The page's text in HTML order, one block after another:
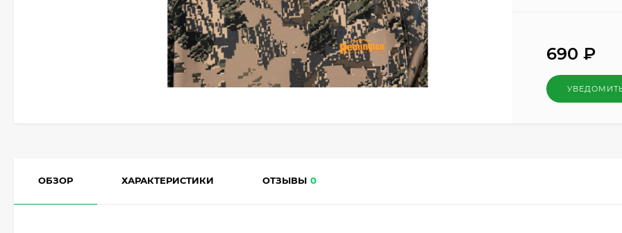
690₽
ОБЗОР ХАРАКТЕРИСТИКИ ОТЗЫВЫ 0